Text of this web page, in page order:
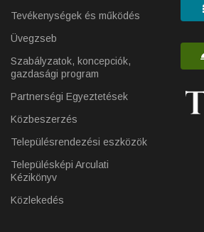
Tevékenységek és működés
Üvegzseb
Szabályzatok, koncepciók,
gazdasági program
Partnerségi Egyeztetések
Közbeszerzés
Településrendezési eszközök
Településképi Arculati
Kézikönyv
Közlekedés